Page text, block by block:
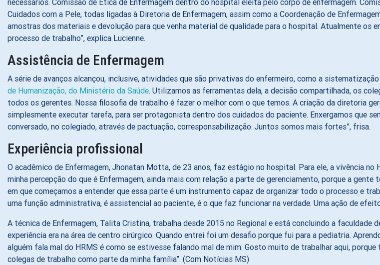
necessários. Comissão de Ética de Enfermagem dentro do hospital eleita pelo corpo de enfermagem.
Cuidados com a Pele, todas ligadas à Diretoria de Enfermagem, assim como a Coordenação de
amostras dos materiais e devolução para que venha material de qualidade para o hospital. Atualmente
processo de trabalho”, explica Lucienne.
Assistência de Enfermagem
A série de avanços alcançou, inclusive, atividades que são privativas do enfermeiro, como a
de Humanização, do Ministério da Saúde. Utilizamos as ferramentas dela, a decisão compartilhada, os
todos os gerentes. Nossa filosofia de trabalho é fazer o melhor com o que temos. A criação da diretoria
simplesmente executar tarefa, para ser protagonista dentro dos cuidados do paciente. Enxergamos que
conversado, no colegiado, através de pactuação, corresponsabilização. Juntos somos mais fortes”, frisa.
Experiência profissional
O acadêmico de Enfermagem, Jhonatan Motta, de 23 anos, faz estágio no hospital. Para ele, a vivência
minha percepção do que é Enfermagem, ainda mais com relação a parte de gerenciamento, porque a
em que começamos a entender que essa parte é um instrumento capaz de organizar todo o processo e
uma função administrativa, é assistencial ao paciente, é o que faz funcionar na verdade. Uma ação de
A técnica de Enfermagem, Talita Cristina, trabalha desde 2015 no Regional e está concluindo a faculdade
experiência era na área de centro cirúrgico. Quando entrei foi um desafio porque fui para a pediatria.
alguém fala mal do HRMS é como se estivesse falando mal de mim. Gosto muito de trabalhar aqui,
colegas de trabalho como parte da minha família”. (Com Notícias MS)